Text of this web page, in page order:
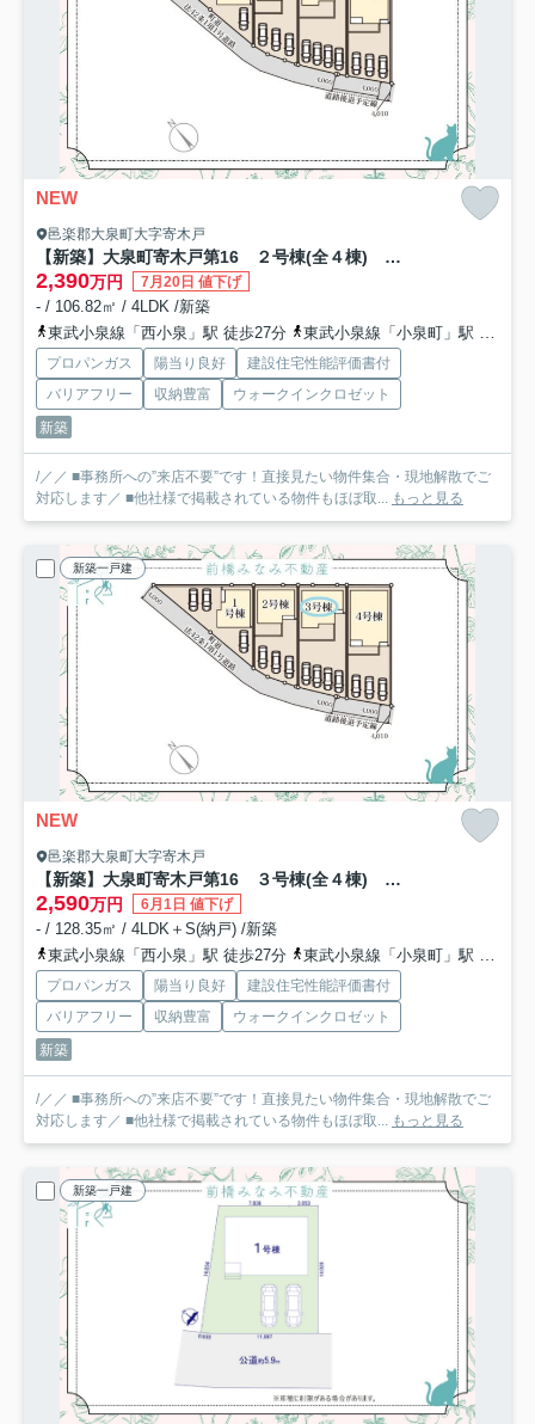
NEW
邑楽郡大泉町大字寄木戸
【新築】大泉町寄木戸第16 ２号棟(全４棟) リーブルガーデン 新築建売分譲
2,390万円 7月20日 値下げ
- / 106.82㎡ / 4LDK /新築
東武小泉線「西小泉」駅 徒歩27分
東武小泉線「小泉町」駅 徒歩43分
プロパンガス 陽当り良好
建設住宅性能評価書付
バリアフリー
収納豊富
ウォークインクロゼット
新築
/／／ ■事務所への”来店不要”です！直接見たい物件集合・現地解散でご
対応します／ ■他社様で掲載されている物件もほぼ取... もっと見る
新築一戸建
NEW
邑楽郡大泉町大字寄木戸
【新築】大泉町寄木戸第16 ３号棟(全４棟) リーブルガーデン 新築建売分譲
2,590万円 6月1日 値下げ
- / 128.35㎡ / 4LDK＋S(納戸) /新築
東武小泉線「西小泉」駅 徒歩27分
東武小泉線「小泉町」駅 徒歩43分
プロパンガス 陽当り良好
建設住宅性能評価書付
バリアフリー
収納豊富
ウォークインクロゼット
新築
/／／ ■事務所への”来店不要”です！直接見たい物件集合・現地解散でご
対応します／ ■他社様で掲載されている物件もほぼ取... もっと見る
新築一戸建